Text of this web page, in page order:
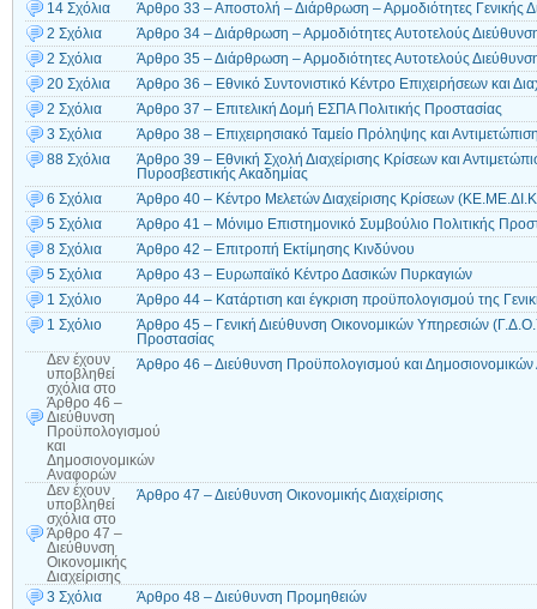
14 Σχόλια
Άρθρο 33 – Αποστολή – Διάρθρωση – Αρμοδιότητες Γενικής
2 Σχόλια
Άρθρο 34 – Διάρθρωση – Αρμοδιότητες Αυτοτελούς
2 Σχόλια
Άρθρο 35 – Διάρθρωση – Αρμοδιότητες Αυτοτελούς
20 Σχόλια
Άρθρο 36 – Εθνικό Συντονιστικό Κέντρο Επιχειρήσεων και
2 Σχόλια
Άρθρο 37 – Επιτελική Δομή ΕΣΠΑ Πολιτικής Προστασίας
3 Σχόλια
Άρθρο 38 – Επιχειρησιακό Ταμείο Πρόληψης και
88 Σχόλια
Άρθρο 39 – Εθνική Σχολή Διαχείρισης Κρίσεων και
Πυροσβεστικής Ακαδημίας
6 Σχόλια
Άρθρο 40 – Κέντρο Μελετών Διαχείρισης Κρίσεων
5 Σχόλια
Άρθρο 41 – Μόνιμο Επιστημονικό Συμβούλιο Πολιτικής
8 Σχόλια
Άρθρο 42 – Επιτροπή Εκτίμησης Κινδύνου
5 Σχόλια
Άρθρο 43 – Ευρωπαϊκό Κέντρο Δασικών Πυρκαγιών
1 Σχόλιο
Άρθρο 44 – Κατάρτιση και έγκριση προϋπολογισμού της
1 Σχόλιο
Άρθρο 45 – Γενική Διεύθυνση Οικονομικών Υπηρεσιών
Προστασίας
Δεν έχουν
υποβληθεί
σχόλια στο
Άρθρο 46 –
Διεύθυνση
Προϋπολογισμού
και
Δημοσιονομικών
Αναφορών
Άρθρο 46 – Διεύθυνση Προϋπολογισμού και
Δεν έχουν
υποβληθεί
σχόλια στο
Άρθρο 47 –
Διεύθυνση
Οικονομικής
Διαχείρισης
Άρθρο 47 – Διεύθυνση Οικονομικής Διαχείρισης
3 Σχόλια
Άρθρο 48 – Διεύθυνση Προμηθειών